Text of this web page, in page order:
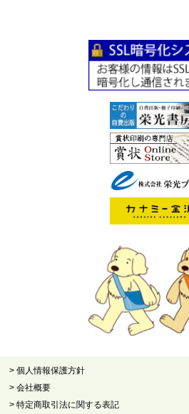
> 個人情報保護方針
> 会社概要
> 特定商取引法に関する表記